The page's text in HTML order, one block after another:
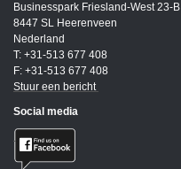
Businesspark Friesland-West 23-B
8447 SL Heerenveen
Nederland
T: +31-513 677 408
F: +31-513 677 408
Stuur een bericht
Social media